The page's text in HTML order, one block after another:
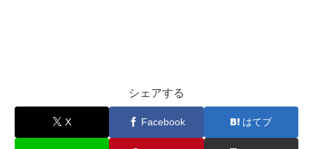
シェアする
X Facebook はてブ